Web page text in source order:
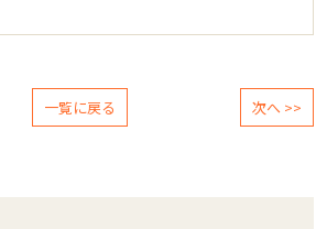
一覧に戻る 次へ >>